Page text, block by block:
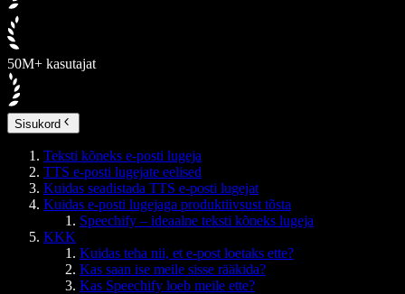
50M+ kasutajat
Sisukord
Teksti kõneks e-posti lugeja
TTS e-posti lugejate eelised
Kuidas seadistada TTS e-posti lugejat
Kuidas e-posti lugejaga produktiivsust tõsta
Speechify – ideaalne teksti kõneks lugeja
KKK
Kuidas teha nii, et e-post loetaks ette?
Kas saan ise meile sisse rääkida?
Kas Speechify loeb meile ette?